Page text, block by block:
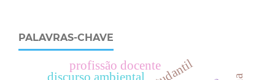
PALAVRAS-CHAVE
discurso ambiental
profissão docente